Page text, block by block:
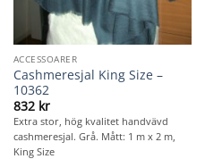
ACCESSOARER
Cashmeresjal King Size –
10362
832 kr
Extra stor, hög kvalitet handvävd
cashmeresjal. Grå. Mått: 1 m x 2 m,
King Size